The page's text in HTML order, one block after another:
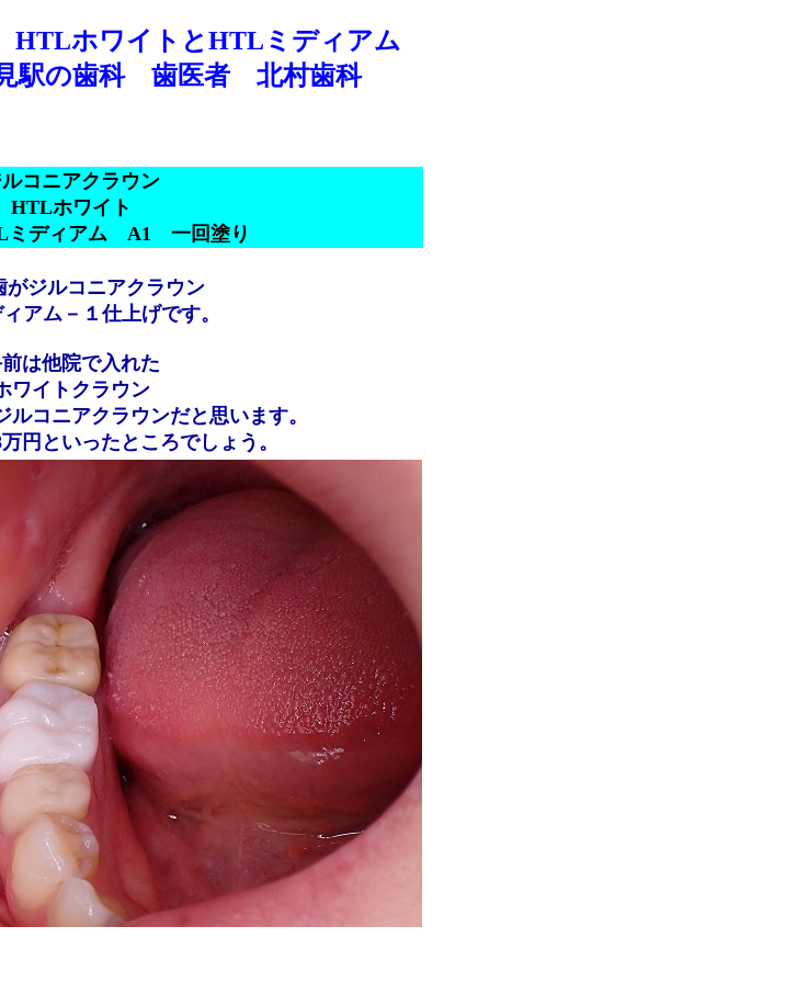
ホワイトとHTLミディアム
駅の歯科 歯医者 北村歯科
ルコニアクラウン
HTLホワイト
ミディアム A1 一回塗り
がジルコニアクラウン
アム－１仕上げです。
は他院で入れた
ワイトクラウン
ルコニアクラウンだと思います。
円といったところでしょう。